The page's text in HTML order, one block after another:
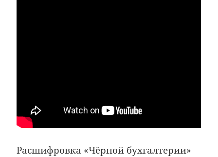
Расшифровка «Чёрной бухгалтерии»